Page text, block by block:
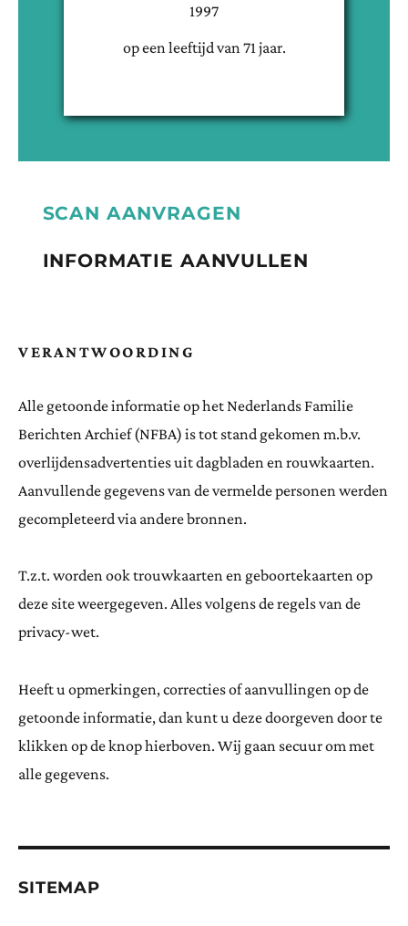
1997
op een leeftijd van 71 jaar.
SCAN AANVRAGEN
INFORMATIE AANVULLEN
VERANTWOORDING
Alle getoonde informatie op het Nederlands Familie
Berichten Archief (NFBA) is tot stand gekomen m.b.v.
overlijdensadvertenties uit dagbladen en rouwkaarten.
Aanvullende gegevens van de vermelde personen werden
gecompleteerd via andere bronnen.
T.z.t. worden ook trouwkaarten en geboortekaarten op
deze site weergegeven. Alles volgens de regels van de
privacy-wet.
Heeft u opmerkingen, correcties of aanvullingen op de
getoonde informatie, dan kunt u deze doorgeven door te
klikken op de knop hierboven. Wij gaan secuur om met
alle gegevens.
SITEMAP